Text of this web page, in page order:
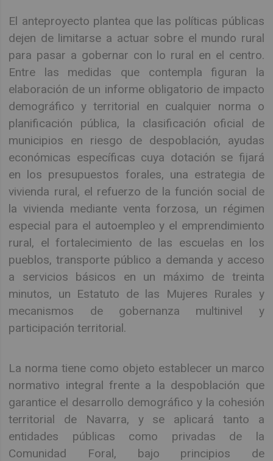
El anteproyecto plantea que las políticas públicas
dejen de limitarse a actuar sobre el mundo rural
para pasar a gobernar con lo rural en el centro.
Entre las medidas que contempla figuran la
elaboración de un informe obligatorio de impacto
demográfico y territorial en cualquier norma o
planificación pública, la clasificación oficial de
municipios en riesgo de despoblación, ayudas
económicas específicas cuya dotación se fijará
en los presupuestos forales, una estrategia de
vivienda rural, el refuerzo de la función social de
la vivienda mediante venta forzosa, un régimen
especial para el autoempleo y el emprendimiento
rural, el fortalecimiento de las escuelas en los
pueblos, transporte público a demanda y acceso
a servicios básicos en un máximo de treinta
minutos, un Estatuto de las Mujeres Rurales y
mecanismos de gobernanza multinivel y
participación territorial.
La norma tiene como objeto establecer un marco
normativo integral frente a la despoblación que
garantice el desarrollo demográfico y la cohesión
territorial de Navarra, y se aplicará tanto a
entidades públicas como privadas de la
Comunidad Foral, bajo principios de